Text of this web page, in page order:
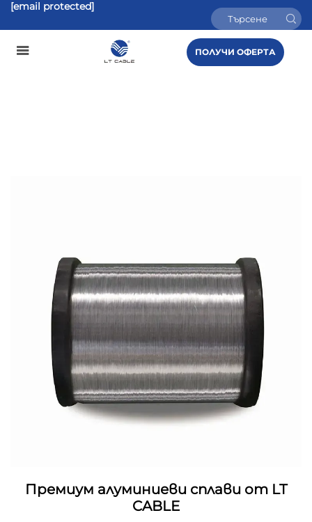
[email protected]
ПОЛУЧИ ОФЕРТА
Премиум алуминиеви сплави от LT
CABLE